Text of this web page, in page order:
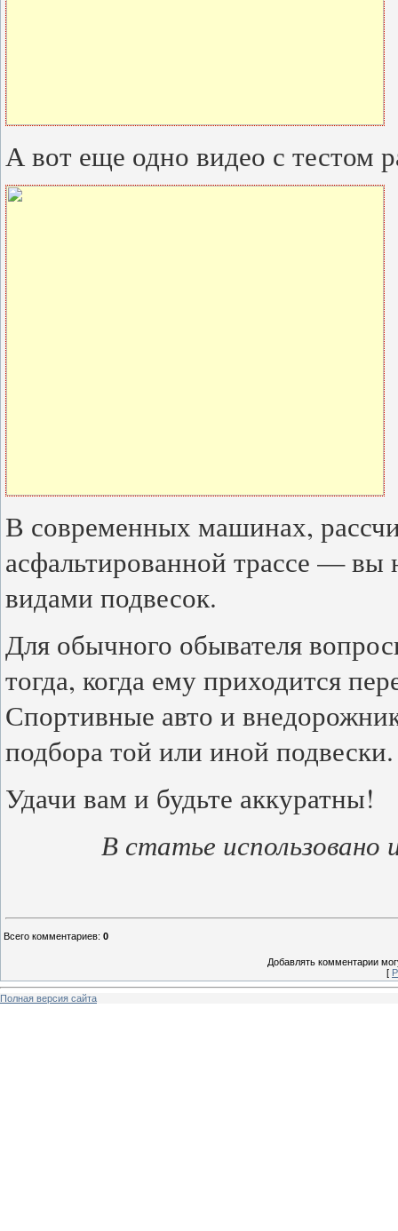
А вот еще одно видео с тестом
В современных машинах,
асфальтированной трассе —
видами подвесок.
Для обычного обывателя
тогда, когда ему приходится
Спортивные авто и
подбора той или иной подвески.
Удачи вам и будьте аккуратны!
В статье
Всего комментариев: 0
Добавлять комментарии
[
Полная версия сайта